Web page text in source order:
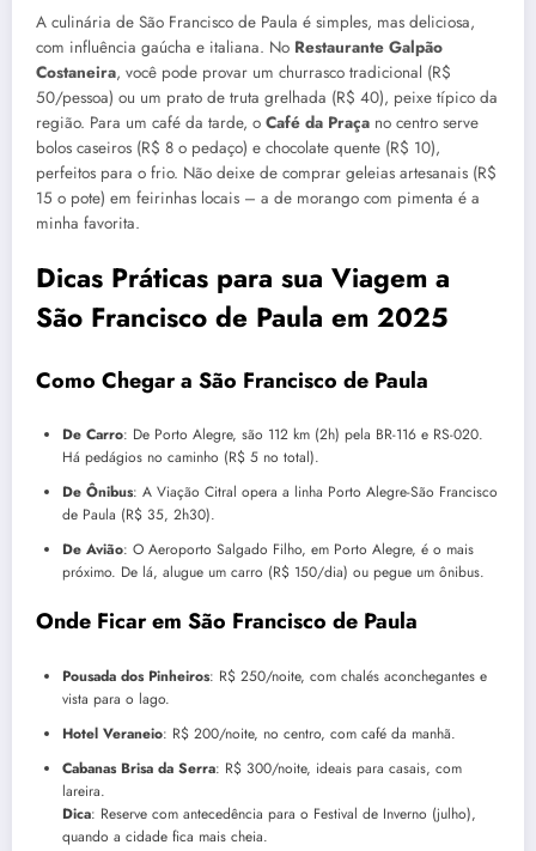
A culinária de São Francisco de Paula é simples, mas deliciosa,
com influência gaúcha e italiana. No Restaurante Galpão
Costaneira, você pode provar um churrasco tradicional (R$
50/pessoa) ou um prato de truta grelhada (R$ 40), peixe típico da
região. Para um café da tarde, o Café da Praça no centro serve
bolos caseiros (R$ 8 o pedaço) e chocolate quente (R$ 10),
perfeitos para o frio. Não deixe de comprar geleias artesanais (R$
15 o pote) em feirinhas locais – a de morango com pimenta é a
minha favorita.
Dicas Práticas para sua Viagem a
São Francisco de Paula em 2025
Como Chegar a São Francisco de Paula
De Carro: De Porto Alegre, são 112 km (2h) pela BR-116 e RS-020.
Há pedágios no caminho (R$ 5 no total).
De Ônibus: A Viação Citral opera a linha Porto Alegre-São Francisco
de Paula (R$ 35, 2h30).
De Avião: O Aeroporto Salgado Filho, em Porto Alegre, é o mais
próximo. De lá, alugue um carro (R$ 150/dia) ou pegue um ônibus.
Onde Ficar em São Francisco de Paula
Pousada dos Pinheiros: R$ 250/noite, com chalés aconchegantes e
vista para o lago.
Hotel Veraneio: R$ 200/noite, no centro, com café da manhã.
Cabanas Brisa da Serra: R$ 300/noite, ideais para casais, com
lareira.
Dica: Reserve com antecedência para o Festival de Inverno (julho),
quando a cidade fica mais cheia.